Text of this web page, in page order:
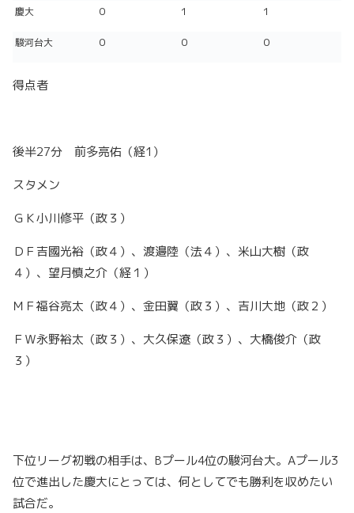
慶大 ０ １ １
駿河台大 ０ ０ ０
得点者
後半27分 前多亮佑（経1）
スタメン
ＧＫ小川修平（政３）
ＤＦ吉國光裕（政４）、渡邉陸（法４）、米山大樹（政
４）、望月慎之介（経１）
ＭＦ福谷亮太（政４）、金田翼（政３）、吉川大地（政２）
ＦＷ永野裕太（政３）、大久保遼（政３）、大橋俊介（政
３）
下位リーグ初戦の相手は、Bプール4位の駿河台大。Aプール3
位で進出した慶大にとっては、何としてでも勝利を収めたい
試合だ。